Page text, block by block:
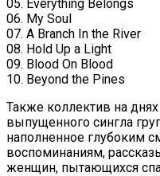
05. Everything Belongs
06. My Soul
07. A Branch In the River
08. Hold Up a Light
09. Blood On Blood
10. Beyond the Pines
Также коллектив на
выпущенного сингла
наполненное глубоким
воспоминаниям,
женщин, пытающихся